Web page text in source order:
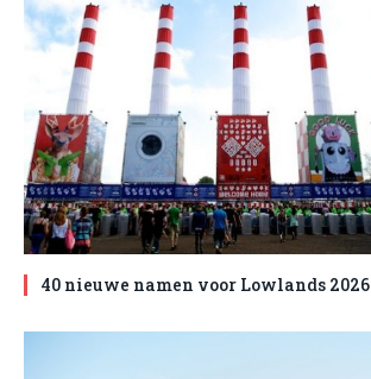
40 nieuwe namen voor Lowlands 2026